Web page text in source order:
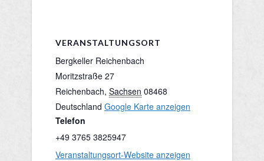
VERANSTALTUNGSORT
Bergkeller Reichenbach
Moritzstraße 27
Reichenbach, Sachsen 08468
Deutschland Google Karte anzeigen
Telefon
+49 3765 3825947
Veranstaltungsort-Website anzeigen